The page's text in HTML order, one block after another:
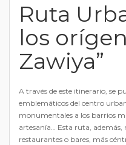
Ruta
los
Zawiya”
A través de este itinerario, se
emblemáticos del centro
monumentales a los barrios
artesanía… Esta ruta, además,
restaurantes o bares, más